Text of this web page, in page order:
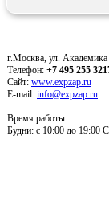
г.Москва, ул.
Телефон: +7 495 255
Сайт: www.expzap.ru
E-mail: info@expzap.ru
Время работы:
Будни: c 10:00 до 19:00